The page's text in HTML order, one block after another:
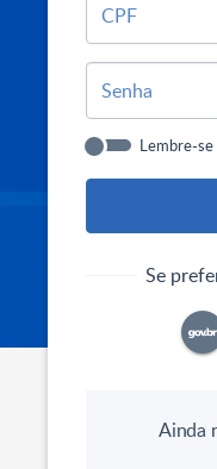
CPF
Senha
Lembre-se
Se
Ainda